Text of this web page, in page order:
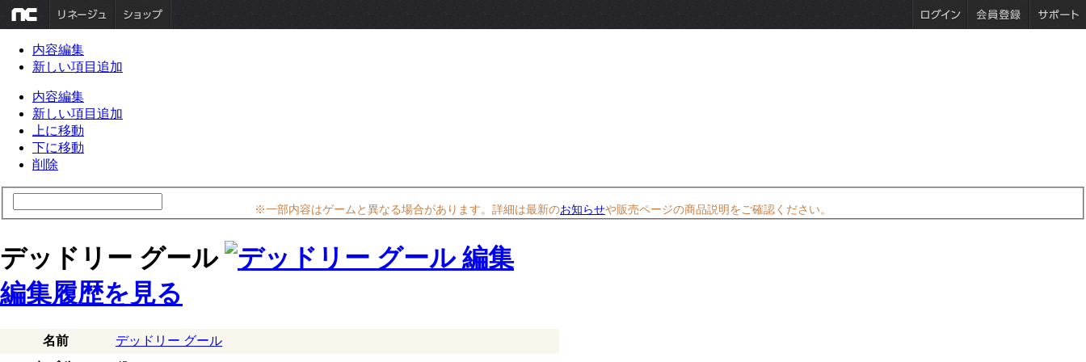
内容編集
新しい項目追加
内容編集
新しい項目追加
上に移動
下に移動
削除
※一部内容はゲームと異なる場合があります。詳細は最新のお知らせや販売ページの商品説明をご確認ください。
デッドリー グール
編集履歴を見る
名前
デッドリー グール